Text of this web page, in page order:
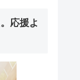
応援よ